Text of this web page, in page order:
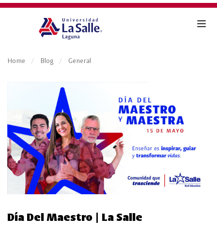
Home Blog General
Día Del Maestro | La Salle